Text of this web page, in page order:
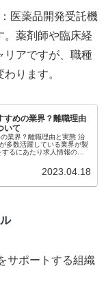
医薬品開発受託機
。薬剤師や臨床経
リアですが、職種
ります。
すめの業界？離職理由
いて
業界？離職理由と実態 治
多数活躍している業界が製
るにあたり求人情報のな
験でも挑戦しやすいことで
は離職率を低く発表してい
2023.04.18
サポートする組織